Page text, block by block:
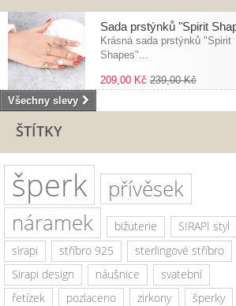
Sada prstýnků "Spirit
Krásná sada prstýnků "Spirit
Shapes"...
209,00 Kč 239,00 Kč
Všechny slevy
ŠTÍTKY
šperk
přívěsek
náramek
bižuterie
SIRAPI styl
sirapi
stříbro 925
sterlingové stříbro
Sirapi design
náušnice
svatební
řetízek
pozlaceno zirkony
šperky